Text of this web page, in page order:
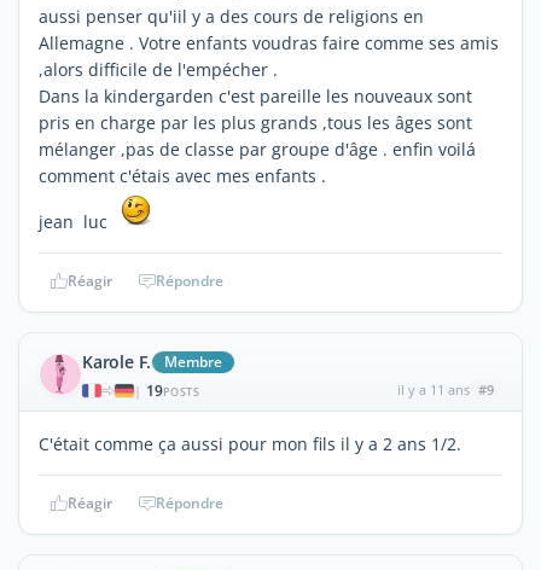
aussi penser qu'iil y a des cours de religions en
Allemagne . Votre enfants voudras faire comme ses amis
,alors difficile de l'empécher .
Dans la kindergarden c'est pareille les nouveaux sont
pris en charge par les plus grands ,tous les âges sont
mélanger ,pas de classe par groupe d'âge . enfin voilá
comment c'étais avec mes enfants .
jean luc
Réagir Répondre
Karole F. Membre
| 19POSTS il y a 11 ans #9
C'était comme ça aussi pour mon fils il y a 2 ans 1/2.
Réagir Répondre